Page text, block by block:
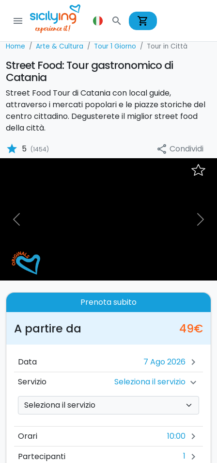
menu search shopping_cart
Home Arte & Cultura Tour 1 Giorno Tour in Città
Street Food: Tour gastronomico di
Catania
Street Food Tour di Catania con local guide,
attraverso i mercati popolari e le piazze storiche del
centro cittadino. Degusterete il miglior street food
della città.
star 5 (1454) share Condividi
Previous Next
Prenota subito
A partire da 49€
Data chevron_right
Servizio Seleziona il servizio chevron_right
Orari 10:00 chevron_right
Partecipanti 1 chevron_right